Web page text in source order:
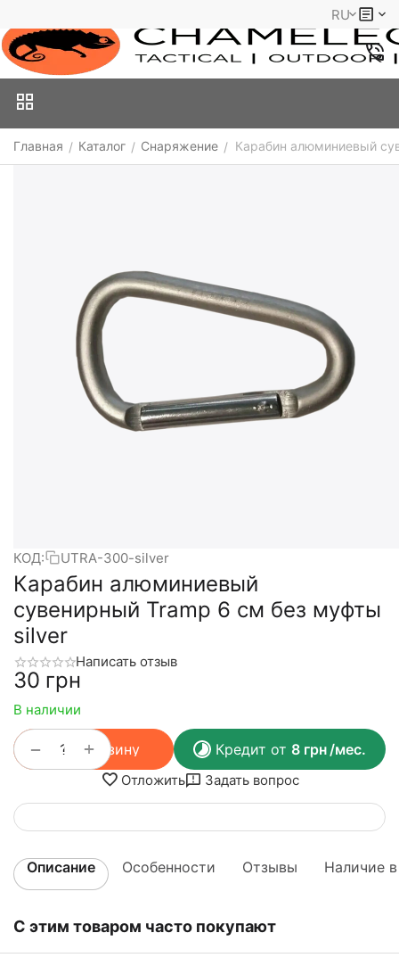
RU
Главная / Каталог / Снаряжение / Карабин алюминиевый
КОД: UTRA-300-silver
Карабин алюминиевый
сувенирный Tramp 6 см без муфты
silver
Написать отзыв
‍30‍ грн
В наличии
+
− В корзину Кредит от 8 грн/мес.
Отложить Задать вопрос
Описание Особенности Отзывы Наличие
С этим товаром часто покупают